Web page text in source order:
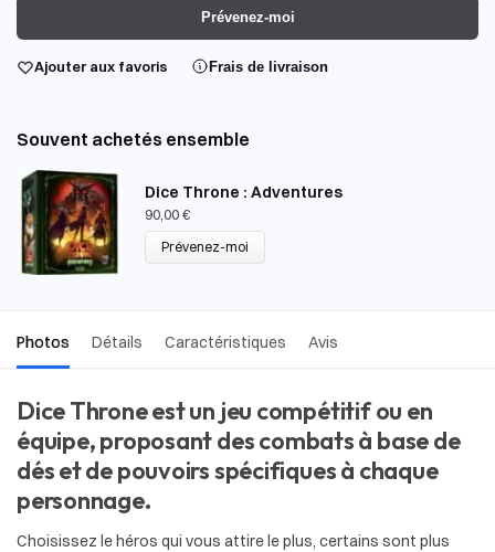
Prévenez-moi
Ajouter aux favoris Frais de livraison
Souvent achetés ensemble
Dice Throne : Adventures
90,00€
Prévenez-moi
Photos Détails Caractéristiques Avis
Dice Throne est un jeu compétitif ou en
équipe, proposant des combats à base de
dés et de pouvoirs spécifiques à chaque
personnage.
Choisissez le héros qui vous attire le plus, certains sont plus